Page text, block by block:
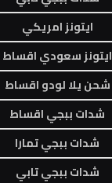
ايتونز امريكي
ايتونز سعودي اقساط
شحن يلا لودو اقساط
شدات ببجي اقساط
شدات ببجي تمارا
شدات ببجي تابي